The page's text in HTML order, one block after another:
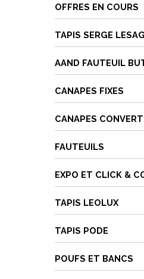
OFFRES EN COURS
TAPIS SERGE
AAND FAUTEUIL
CANAPES FIXES
CANAPES
FAUTEUILS
EXPO ET CLICK &
TAPIS LEOLUX
TAPIS PODE
POUFS ET BANCS